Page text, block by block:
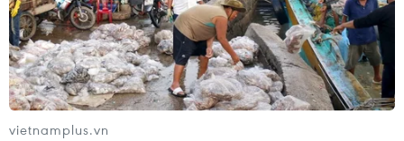
vietnamplus.vn